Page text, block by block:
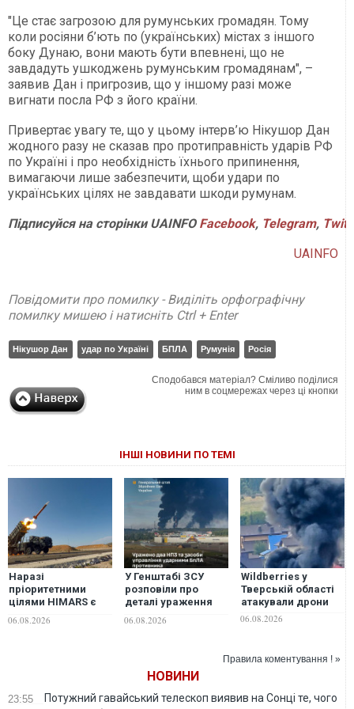
"Це стає загрозою для румунських громадян. Тому
коли росіяни б’ють по (українських) містах з іншого
боку Дунаю, вони мають бути впевнені, що не
завдадуть ушкоджень румунським громадянам", –
заявив Дан і пригрозив, що у іншому разі може
вигнати посла РФ з його країни.
Привертає увагу те, що у цьому інтерв’ю Нікушор Дан
жодного разу не сказав про протиправність ударів РФ
по Україні і про необхідність їхнього припинення,
вимагаючи лише забезпечити, щоби удари по
українських цілях не завдавати шкоди румунам.
ПідписуйсянасторінкиUAINFO Facebook, Telegram,
UAINFO
Повідомити про помилку - Виділіть орфографічну
помилку мишею і натисніть Ctrl + Enter
Нікушор Дан удар по Україні БПЛА Румунія Росія
Сподобався матеріал? Сміливо поділися
ним в соцмережах через ці кнопки
ІНШІ НОВИНИ ПО ТЕМІ
Наразі
пріоритетними
цілями HIMARS є
далекобійні
гармати росіян, -
06.08.2026
У Генштабі ЗСУ
розповіли про
деталі ураження
двох російських
НПЗ та інші удари
06.08.2026
Wildberries у
Тверській області
атакували дрони
06.08.2026
Правила коментування ! »
НОВИНИ
23:55
Потужний гавайський телескоп виявив на Сонці те, чого